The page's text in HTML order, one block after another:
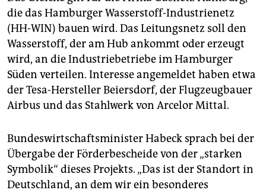
die das Hamburger Wasserstoff-Industrienetz
(HH-WIN) bauen wird. Das Leitungsnetz soll den
Wasserstoff, der am Hub ankommt oder erzeugt
wird, an die Industriebetriebe im Hamburger
Süden verteilen. Interesse angemeldet haben etwa
der Tesa-Hersteller Beiersdorf, der Flugzeugbauer
Airbus und das Stahlwerk von Arcelor Mittal.
Bundeswirtschaftsminister Habeck sprach bei der
Übergabe der Förderbescheide von der „starken
Symbolik“ dieses Projekts. „Das ist der Standort in
Deutschland, an dem wir ein besonderes